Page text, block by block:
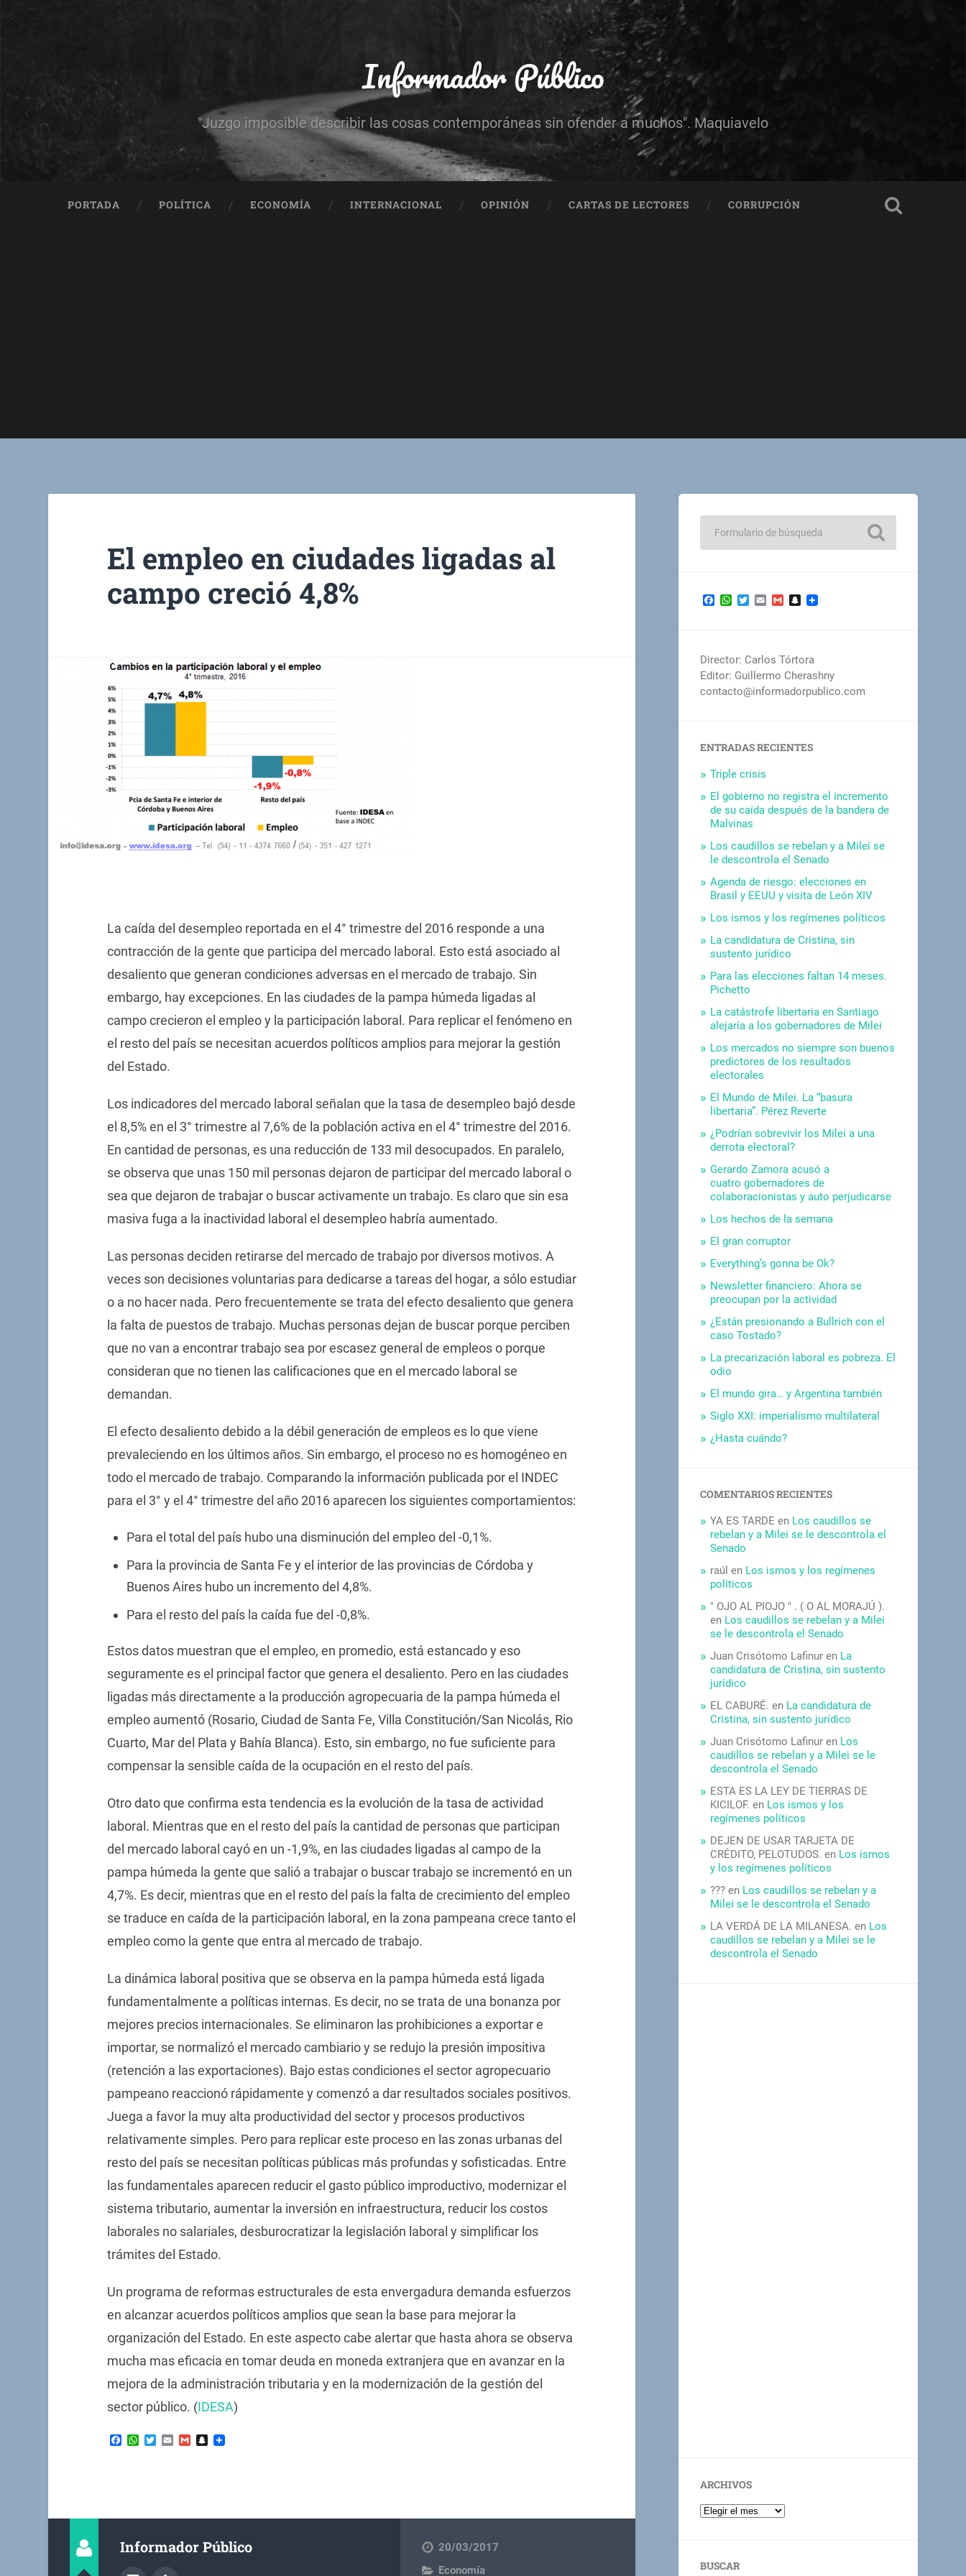
Informador Público
"Juzgo imposible describir las cosas contemporáneas sin ofender a muchos". Maquiavelo
PORTADA POLÍTICA ECONOMÍA INTERNACIONAL OPINIÓN CARTAS DE LECTORES CORRUPCIÓN
El empleo en ciudades ligadas al
campo creció 4,8%
La caída del desempleo reportada en el 4° trimestre del 2016 responde a una
contracción de la gente que participa del mercado laboral. Esto está asociado al
desaliento que generan condiciones adversas en el mercado de trabajo. Sin
embargo, hay excepciones. En las ciudades de la pampa húmeda ligadas al
campo crecieron el empleo y la participación laboral. Para replicar el fenómeno en
el resto del país se necesitan acuerdos políticos amplios para mejorar la gestión
del Estado.
Los indicadores del mercado laboral señalan que la tasa de desempleo bajó desde
el 8,5% en el 3° trimestre al 7,6% de la población activa en el 4° trimestre del 2016.
En cantidad de personas, es una reducción de 133 mil desocupados. En paralelo,
se observa que unas 150 mil personas dejaron de participar del mercado laboral o
sea que dejaron de trabajar o buscar activamente un trabajo. Es claro que sin esa
masiva fuga a la inactividad laboral el desempleo habría aumentado.
Las personas deciden retirarse del mercado de trabajo por diversos motivos. A
veces son decisiones voluntarias para dedicarse a tareas del hogar, a sólo estudiar
o a no hacer nada. Pero frecuentemente se trata del efecto desaliento que genera
la falta de puestos de trabajo. Muchas personas dejan de buscar porque perciben
que no van a encontrar trabajo sea por escasez general de empleos o porque
consideran que no tienen las calificaciones que en el mercado laboral se
demandan.
El efecto desaliento debido a la débil generación de empleos es lo que viene
prevaleciendo en los últimos años. Sin embargo, el proceso no es homogéneo en
todo el mercado de trabajo. Comparando la información publicada por el INDEC
para el 3° y el 4° trimestre del año 2016 aparecen los siguientes comportamientos:
Para el total del país hubo una disminución del empleo del -0,1%.
Para la provincia de Santa Fe y el interior de las provincias de Córdoba y
Buenos Aires hubo un incremento del 4,8%.
Para el resto del país la caída fue del -0,8%.
Estos datos muestran que el empleo, en promedio, está estancado y eso
seguramente es el principal factor que genera el desaliento. Pero en las ciudades
ligadas más directamente a la producción agropecuaria de la pampa húmeda el
empleo aumentó (Rosario, Ciudad de Santa Fe, Villa Constitución/San Nicolás, Rio
Cuarto, Mar del Plata y Bahía Blanca). Esto, sin embargo, no fue suficiente para
compensar la sensible caída de la ocupación en el resto del país.
Otro dato que confirma esta tendencia es la evolución de la tasa de actividad
laboral. Mientras que en el resto del país la cantidad de personas que participan
del mercado laboral cayó en un -1,9%, en las ciudades ligadas al campo de la
pampa húmeda la gente que salió a trabajar o buscar trabajo se incrementó en un
4,7%. Es decir, mientras que en el resto del país la falta de crecimiento del empleo
se traduce en caída de la participación laboral, en la zona pampeana crece tanto el
empleo como la gente que entra al mercado de trabajo.
La dinámica laboral positiva que se observa en la pampa húmeda está ligada
fundamentalmente a políticas internas. Es decir, no se trata de una bonanza por
mejores precios internacionales. Se eliminaron las prohibiciones a exportar e
importar, se normalizó el mercado cambiario y se redujo la presión impositiva
(retención a las exportaciones). Bajo estas condiciones el sector agropecuario
pampeano reaccionó rápidamente y comenzó a dar resultados sociales positivos.
Juega a favor la muy alta productividad del sector y procesos productivos
relativamente simples. Pero para replicar este proceso en las zonas urbanas del
resto del país se necesitan políticas públicas más profundas y sofisticadas. Entre
las fundamentales aparecen reducir el gasto público improductivo, modernizar el
sistema tributario, aumentar la inversión en infraestructura, reducir los costos
laborales no salariales, desburocratizar la legislación laboral y simplificar los
trámites del Estado.
Un programa de reformas estructurales de esta envergadura demanda esfuerzos
en alcanzar acuerdos políticos amplios que sean la base para mejorar la
organización del Estado. En este aspecto cabe alertar que hasta ahora se observa
mucha mas eficacia en tomar deuda en moneda extranjera que en avanzar en la
mejora de la administración tributaria y en la modernización de la gestión del
sector público. (IDESA)
Facebook
WhatsApp
TwitterEmailGmailSnapchat
Informador Público
20/03/2017
Economía
Facebook
WhatsApp
TwitterEmailGmailSnapchat
Director: Carlos Tórtora
Editor: Guillermo Cherashny
contacto@informadorpublico.com
ENTRADAS RECIENTES
Triple crisis
El gobierno no registra el incremento
de su caída después de la bandera de
Malvinas
Los caudillos se rebelan y a Milei se
le descontrola el Senado
Agenda de riesgo: elecciones en
Brasil y EEUU y visita de León XIV
Los ismos y los regímenes políticos
La candidatura de Cristina, sin
sustento jurídico
Para las elecciones faltan 14 meses.
Pichetto
La catástrofe libertaria en Santiago
alejaría a los gobernadores de Milei
Los mercados no siempre son buenos
predictores de los resultados
electorales
El Mundo de Milei. La “basura
libertaria”. Pérez Reverte
¿Podrían sobrevivir los Milei a una
derrota electoral?
Gerardo Zamora acusó a
cuatro gobernadores de
colaboracionistas y auto perjudicarse
Los hechos de la semana
El gran corruptor
Everything’s gonna be Ok?
Newsletter financiero: Ahora se
preocupan por la actividad
¿Están presionando a Bullrich con el
caso Tostado?
La precarización laboral es pobreza. El
odio
El mundo gira… y Argentina también
Siglo XXI: imperialismo multilateral
¿Hasta cuándo?
COMENTARIOS RECIENTES
YA ES TARDE en Los caudillos se
rebelan y a Milei se le descontrola el
Senado
raúl en Los ismos y los regímenes
políticos
" OJO AL PIOJO " . ( O AL MORAJÚ ).
en Los caudillos se rebelan y a Milei
se le descontrola el Senado
Juan Crisótomo Lafinur en La
candidatura de Cristina, sin sustento
jurídico
EL CABURÉ. en La candidatura de
Cristina, sin sustento jurídico
Juan Crisótomo Lafinur en Los
caudillos se rebelan y a Milei se le
descontrola el Senado
ESTA ES LA LEY DE TIERRAS DE
KICILOF. en Los ismos y los
regímenes políticos
DEJEN DE USAR TARJETA DE
CRÉDITO, PELOTUDOS. en Los ismos
y los regímenes políticos
??? en Los caudillos se rebelan y a
Milei se le descontrola el Senado
LA VERDÁ DE LA MILANESA. en Los
caudillos se rebelan y a Milei se le
descontrola el Senado
ARCHIVOS
BUSCAR